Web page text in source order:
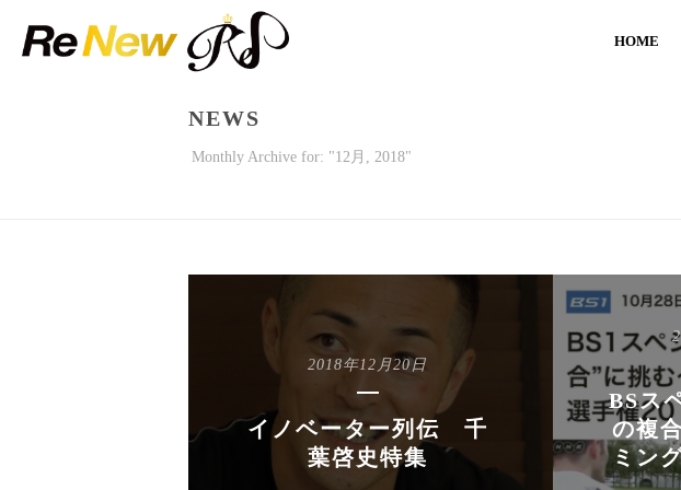
HOME
NEWS
Monthly Archive for: "12月, 2018"
2018年12月20日
イノベーター列伝 千
葉啓史特集
BSス
の複
ミン